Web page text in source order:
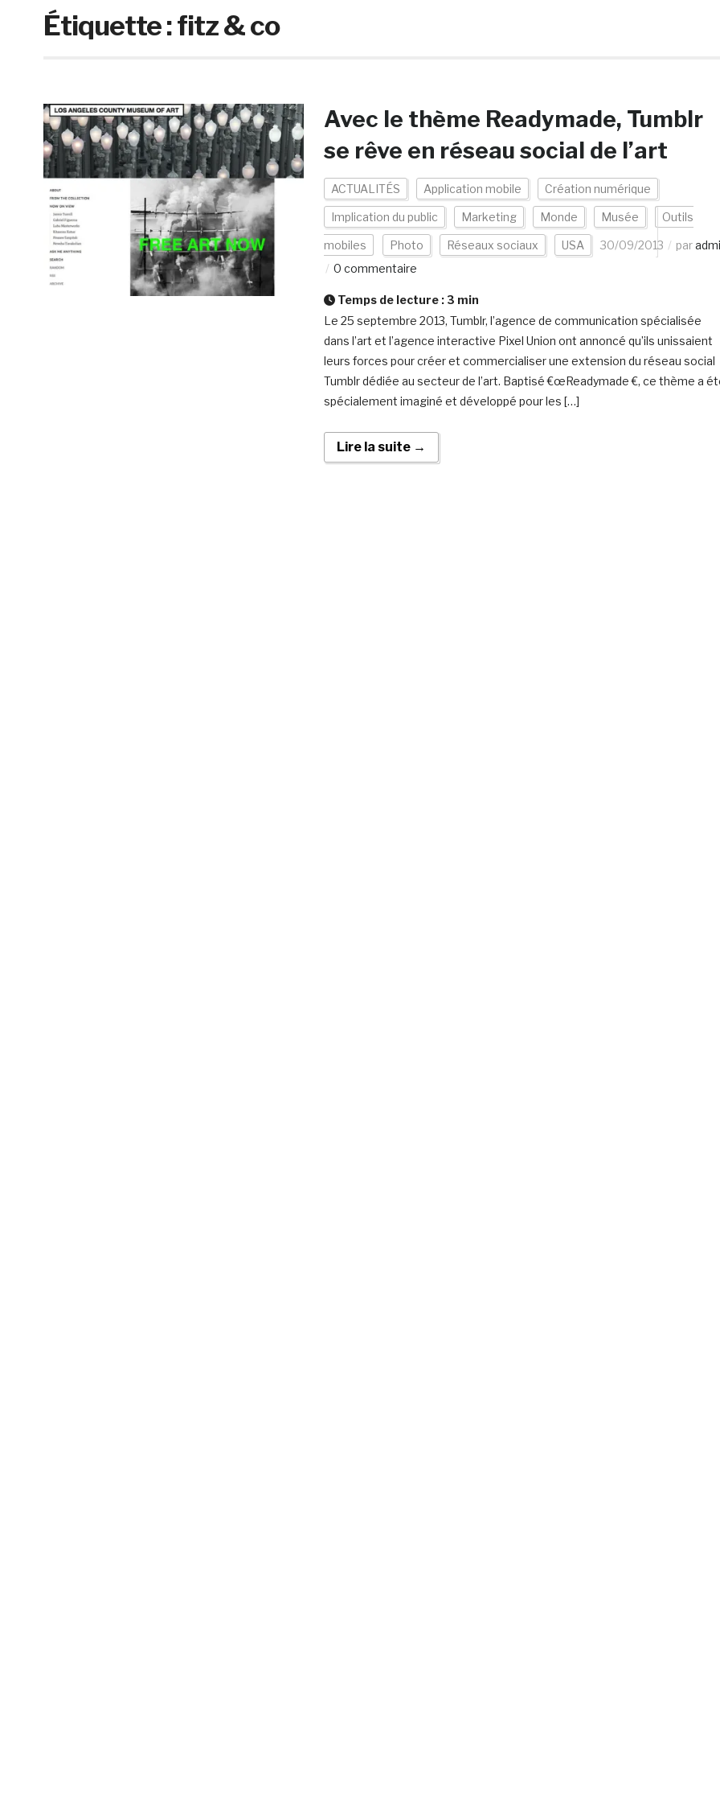
Étiquette :fitz & co
Avec le thème Readymade, Tumblr
se rêve en réseau social de l’art
ACTUALITÉS Application mobile Création numérique
Implication du public Marketing Monde Musée Outils
mobiles Photo Réseaux sociaux USA 30/09/2013 par
0 commentaire
Temps de lecture : 3 min
Le 25 septembre 2013, Tumblr, l’agence de communication spécialisée
dans l’art et l’agence interactive Pixel Union ont annoncé qu’ils unissaient
leurs forces pour créer et commercialiser une extension du réseau social
Tumblr dédiée au secteur de l’art. Baptisé €œReadymade €, ce thème a
spécialement imaginé et développé pour les […]
Lire la suite →